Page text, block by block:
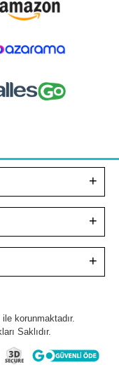
korunmaktadır.
Saklıdır.